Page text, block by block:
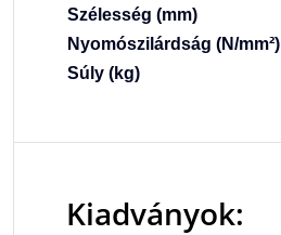
Szélesség (mm)
Nyomószilárdság (N/mm²)
Súly (kg)
Kiadványok: